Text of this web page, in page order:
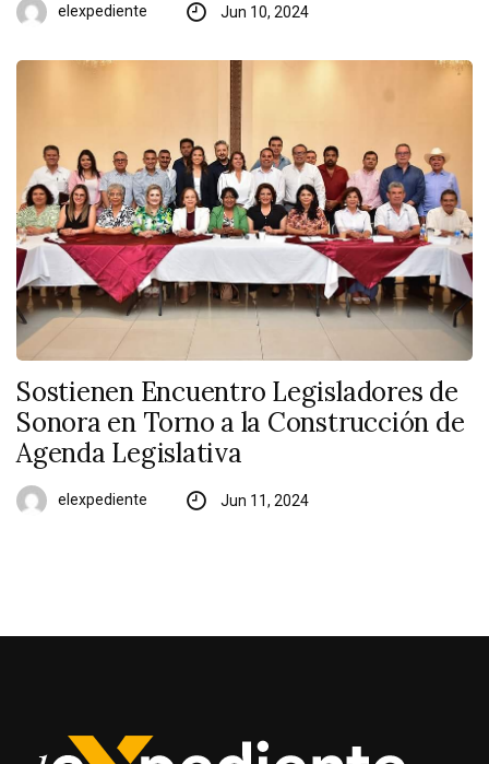
elexpediente Jun 10, 2024
Sostienen Encuentro Legisladores de
Sonora en Torno a la Construcción de
Agenda Legislativa
elexpediente Jun 11, 2024